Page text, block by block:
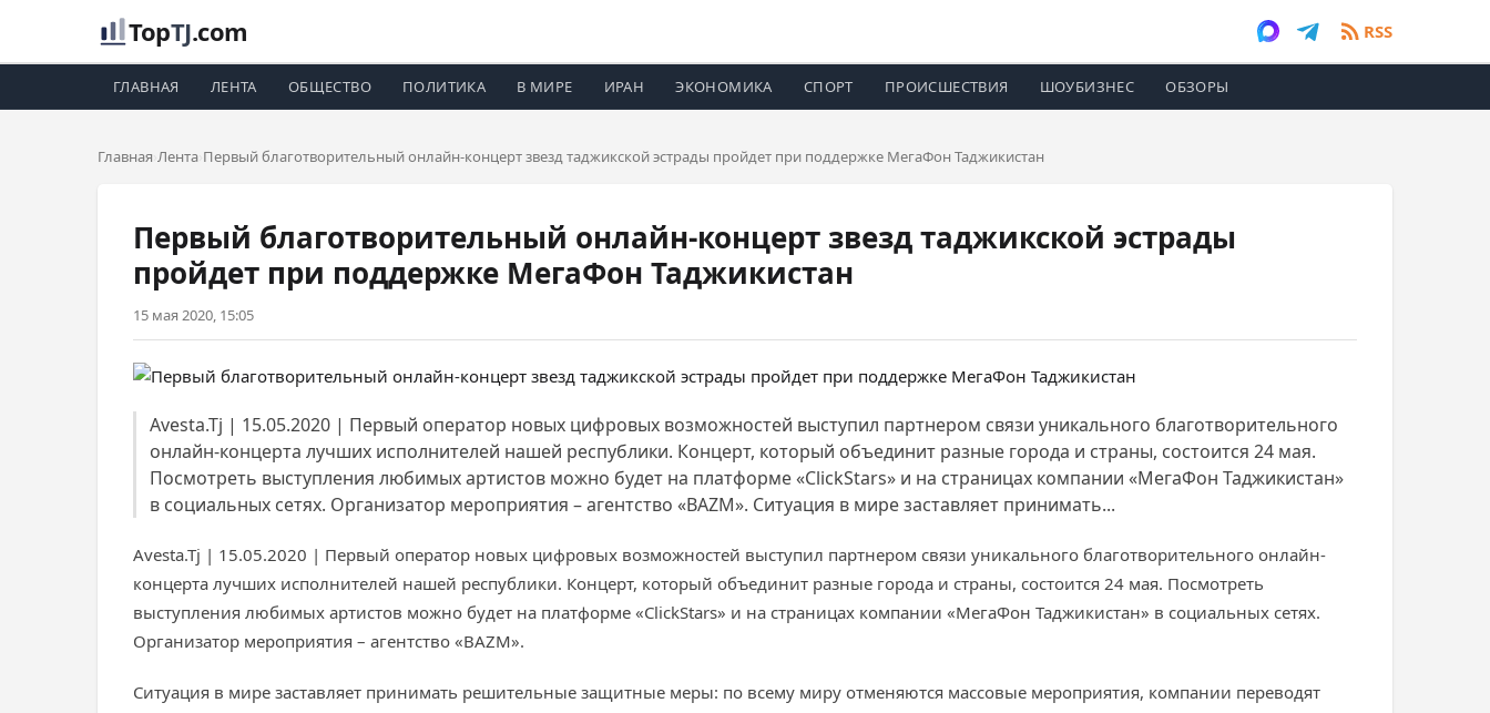
TopTJ.com RSS
ГЛАВНАЯ ЛЕНТА ОБЩЕСТВО ПОЛИТИКА В МИРЕ ИРАН ЭКОНОМИКА СПОРТ ПРОИСШЕСТВИЯ ШОУБИЗНЕС ОБЗОРЫ
Главная Лента Первый благотворительный онлайн-концерт звезд таджикской эстрады пройдет при поддержке МегаФон Таджикистан
Первый благотворительный онлайн-концерт звезд таджикской эстрады
пройдет при поддержке МегаФон Таджикистан
15 мая 2020, 15:05
Avesta.Tj | 15.05.2020 | Первый оператор новых цифровых возможностей выступил партнером связи уникального благотворительного
онлайн-концерта лучших исполнителей нашей республики. Концерт, который объединит разные города и страны, состоится 24 мая.
Посмотреть выступления любимых артистов можно будет на платформе «ClickStars» и на страницах компании «МегаФон Таджикистан»
в социальных сетях. Организатор мероприятия – агентство «BAZM». Ситуация в мире заставляет принимать...
Avesta.Tj | 15.05.2020 | Первый оператор новых цифровых возможностей выступил партнером связи уникального благотворительного онлайн-
концерта лучших исполнителей нашей республики. Концерт, который объединит разные города и страны, состоится 24 мая. Посмотреть
выступления любимых артистов можно будет на платформе «ClickStars» и на страницах компании «МегаФон Таджикистан» в социальных сетях.
Организатор мероприятия – агентство «BAZM».
Ситуация в мире заставляет принимать решительные защитные меры: по всему миру отменяются массовые мероприятия, компании переводят